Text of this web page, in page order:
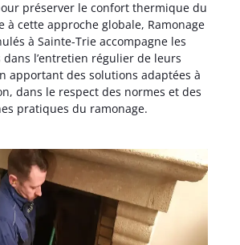
préserver le confort thermique du
à cette approche globale, Ramonage
à Sainte-Trie accompagne les
l’entretien régulier de leurs
apportant des solutions adaptées à
dans le respect des normes et des
pratiques du ramonage.